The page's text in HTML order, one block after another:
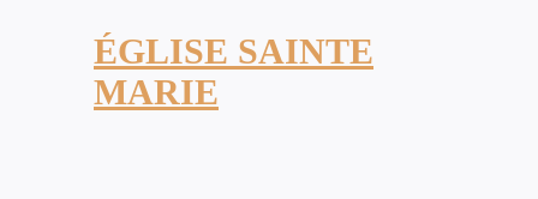
ÉGLISE SAINTE
MARIE